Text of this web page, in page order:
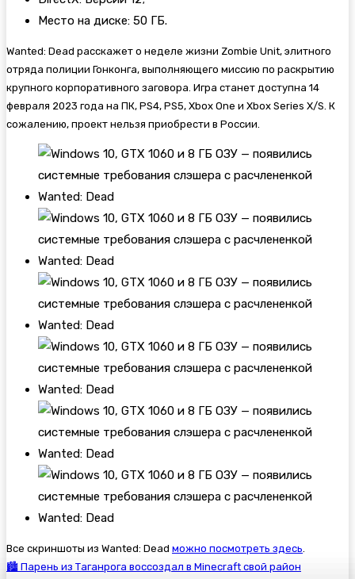
Место на диске: 50 ГБ.
Wanted: Dead расскажет о неделе жизни Zombie Unit, элитного
отряда полиции Гонконга, выполняющего миссию по раскрытию
крупного корпоративного заговора. Игра станет доступна 14
февраля 2023 года на ПК, PS4, PS5, Xbox One и Xbox Series X/S. К
сожалению, проект нельзя приобрести в России.
Все скриншоты из Wanted: Dead можно посмотреть здесь
🏙 Парень из Таганрога воссоздал в Minecraft свой район